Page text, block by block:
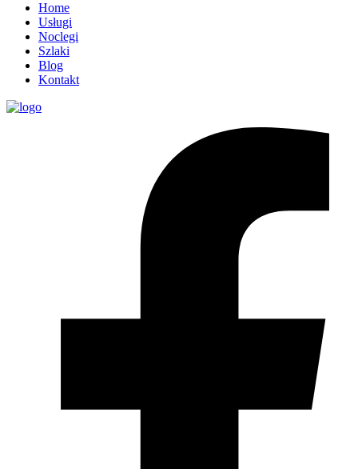
Home
Usługi
Noclegi
Szlaki
Blog
Kontakt